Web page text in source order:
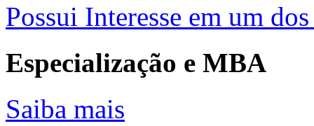
Possui Interesse em um
Especialização e MBA
Saiba mais